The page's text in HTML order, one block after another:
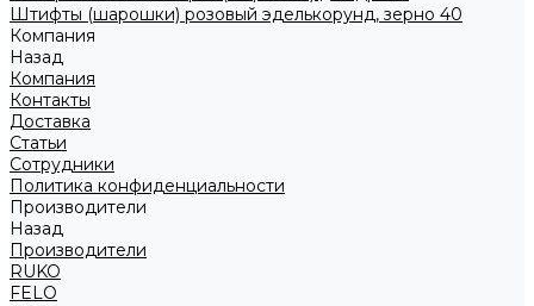
Штифты (шарошки) розовый эделькорунд, зерно 40
Компания
Назад
Компания
Контакты
Доставка
Статьи
Сотрудники
Политика конфиденциальности
Производители
Назад
Производители
RUKO
FELO